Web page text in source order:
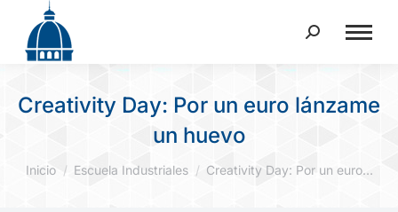
Buscar:
Creativity Day: Por un euro lánzame
un huevo
Estás aquí:
Inicio Escuela Industriales Creativity Day: Por un euro…